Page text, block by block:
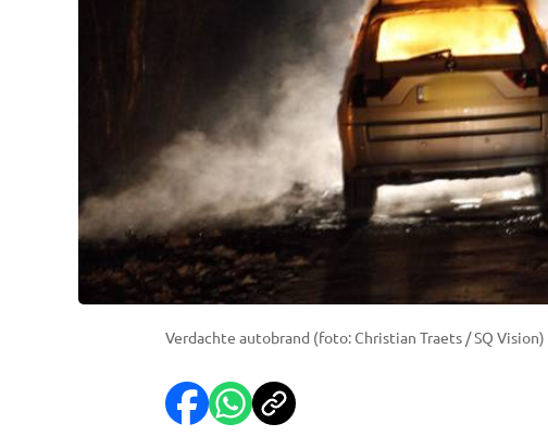
Verdachte autobrand (foto: Christian Traets / SQ Vision)